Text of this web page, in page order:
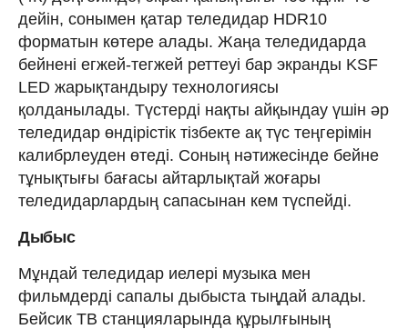
дейін, сонымен қатар теледидар HDR10
форматын көтере алады. Жаңа теледидарда
бейнені егжей-тегжей реттеуі бар экранды KSF
LED жарықтандыру технологиясы
қолданылады. Түстерді нақты айқындау үшін әр
теледидар өндірістік тізбекте ақ түс теңгерімін
калибрлеуден өтеді. Соның нәтижесінде бейне
тұнықтығы бағасы айтарлықтай жоғары
теледидарлардың сапасынан кем түспейді.
Дыбыс
Мұндай теледидар иелері музыка мен
фильмдерді сапалы дыбыста тыңдай алады.
Бейсик ТВ станцияларында құрылғының